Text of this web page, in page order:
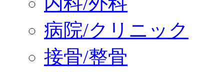
病院/クリニック
接骨/整骨